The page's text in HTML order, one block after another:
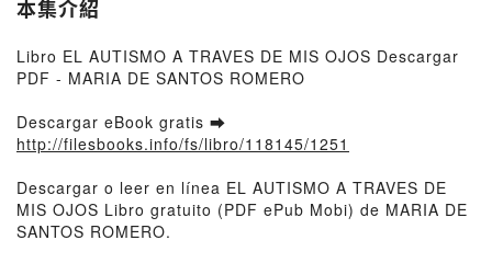
本集介紹
Libro EL AUTISMO A TRAVES DE MIS OJOS Descargar
PDF - MARIA DE SANTOS ROMERO
Descargar eBook gratis ➡
http://filesbooks.info/fs/libro/118145/1251
Descargar o leer en línea EL AUTISMO A TRAVES DE
MIS OJOS Libro gratuito (PDF ePub Mobi) de MARIA DE
SANTOS ROMERO.